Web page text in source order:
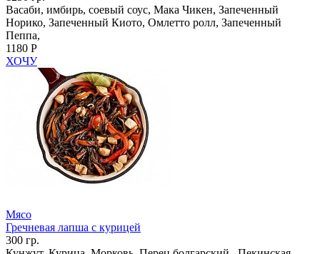
Васаби, имбирь, соевый соус, Мака Чикен, Запеченный
Норико, Запеченный Киото, Омлетто ролл, Запеченный
Пеппа,
1180 Р
ХОЧУ
Мясо
Гречневая лапша с курицей
300 гр.